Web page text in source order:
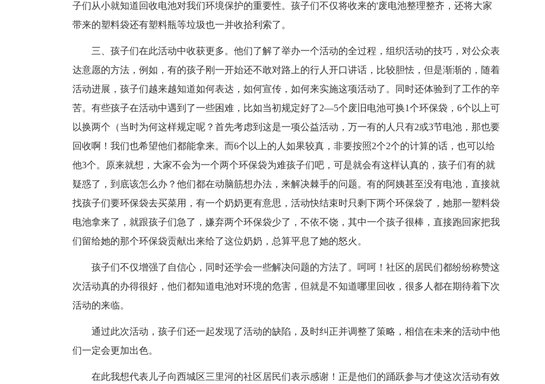
子们从小就知道回收电池对我们环境保护的重要性。孩子们不仅将收来的'废电池整理整齐，还将大家
带来的塑料袋还有塑料瓶等垃圾也一并收拾利索了。
三、孩子们在此活动中收获更多。他们了解了举办一个活动的全过程，组织活动的技巧，对公众表
达意愿的方法，例如，有的孩子刚一开始还不敢对路上的行人开口讲话，比较胆怯，但是渐渐的，随着
活动进展，孩子们越来越知道如何表达，如何宣传，如何来实施这项活动了。同时还体验到了工作的辛
苦。有些孩子在活动中遇到了一些困难，比如当初规定好了2—5个废旧电池可换1个环保袋，6个以上可
以换两个（当时为何这样规定呢？首先考虑到这是一项公益活动，万一有的人只有2或3节电池，那也要
回收啊！我们也希望他们都能拿来。而6个以上的人如果较真，非要按照2个2个的计算的话，也可以给
他3个。原来就想，大家不会为一个两个环保袋为难孩子们吧，可是就会有这样认真的，孩子们有的就
疑惑了，到底该怎么办？他们都在动脑筋想办法，来解决棘手的问题。有的阿姨甚至没有电池，直接就
找孩子们要环保袋去买菜用，有一个奶奶更有意思，活动快结束时只剩下两个环保袋了，她那一塑料袋
电池拿来了，就跟孩子们急了，嫌弃两个环保袋少了，不依不饶，其中一个孩子很棒，直接跑回家把我
们留给她的那个环保袋贡献出来给了这位奶奶，总算平息了她的怒火。
孩子们不仅增强了自信心，同时还学会一些解决问题的方法了。呵呵！社区的居民们都纷纷称赞这
次活动真的办得很好，他们都知道电池对环境的危害，但就是不知道哪里回收，很多人都在期待着下次
活动的来临。
通过此次活动，孩子们还一起发现了活动的缺陷，及时纠正并调整了策略，相信在未来的活动中他
们一定会更加出色。
在此我想代表儿子向西城区三里河的社区居民们表示感谢！正是他们的踊跃参与才使这次活动有效